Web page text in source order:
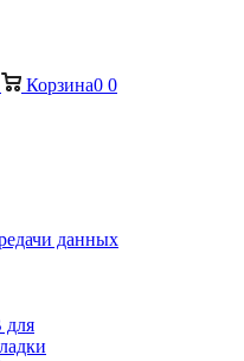
Корзина0 0
данных
для